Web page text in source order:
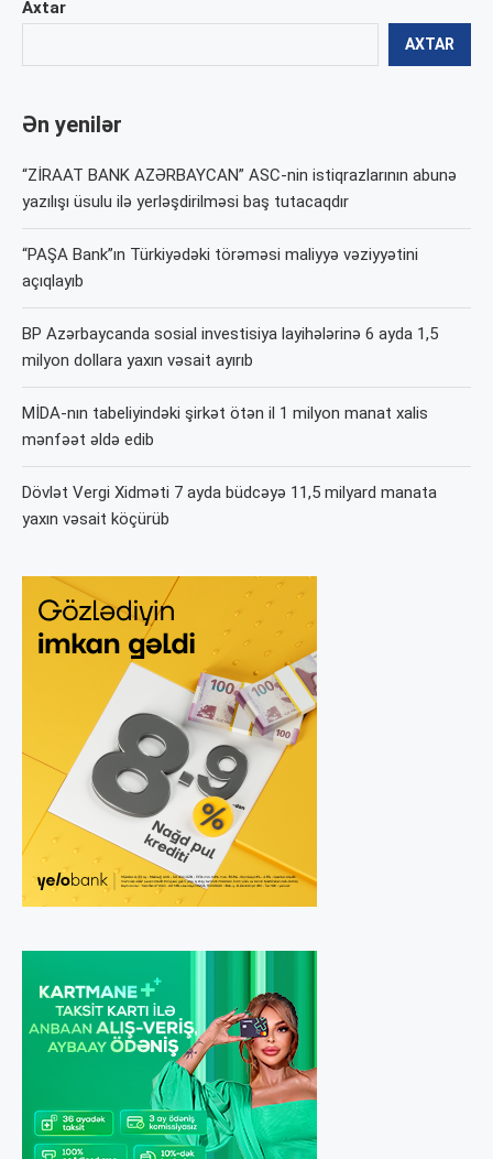
Axtar
AXTAR
Ən yenilər
“ZİRAAT BANK AZƏRBAYCAN” ASC-nin istiqrazlarının abunə
yazılışı üsulu ilə yerləşdirilməsi baş tutacaqdır
“PAŞA Bank”ın Türkiyədəki törəməsi maliyyə vəziyyətini
açıqlayıb
BP Azərbaycanda sosial investisiya layihələrinə 6 ayda 1,5
milyon dollara yaxın vəsait ayırıb
MİDA-nın tabeliyindəki şirkət ötən il 1 milyon manat xalis
mənfəət əldə edib
Dövlət Vergi Xidməti 7 ayda büdcəyə 11,5 milyard manata
yaxın vəsait köçürüb